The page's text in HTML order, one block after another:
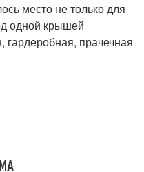
место не только для
одной крышей
прачечная